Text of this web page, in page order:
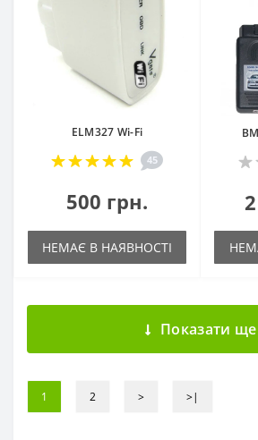
ELM327 Wi-Fi
45
500 грн.
НЕМАЄ В НАЯВНОСТІ
Показати ще
1 2 > >|